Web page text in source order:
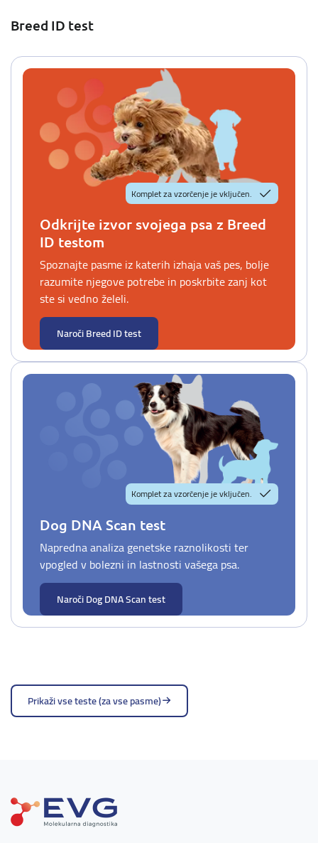
Breed ID test
Komplet za vzorčenje je vključen.
Odkrijte izvor svojega psa z Breed
ID testom
Spoznajte pasme iz katerih izhaja vaš pes, bolje
razumite njegove potrebe in poskrbite zanj kot
ste si vedno želeli.
Naroči Breed ID test
Komplet za vzorčenje je vključen.
Dog DNA Scan test
Napredna analiza genetske raznolikosti ter
vpogled v bolezni in lastnosti vašega psa.
Naroči Dog DNA Scan test
Prikaži vse teste (za vse pasme)